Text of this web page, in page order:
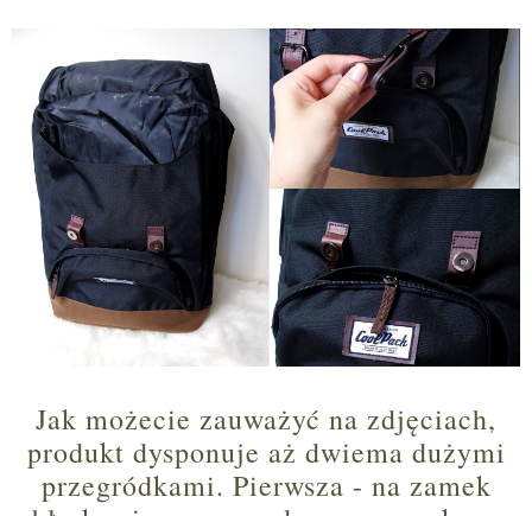
Jak możecie zauważyć na zdjęciach,
produkt dysponuje aż dwiema dużymi
przegródkami. Pierwsza - na zamek